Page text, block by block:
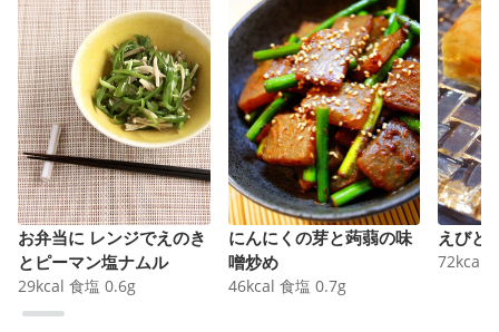
お弁当に レンジでえのき
とピーマン塩ナムル
29kcal 食塩 0.6g
にんにくの芽と蒟蒻の味
噌炒め
46kcal 食塩 0.7g
えびと
72kcal